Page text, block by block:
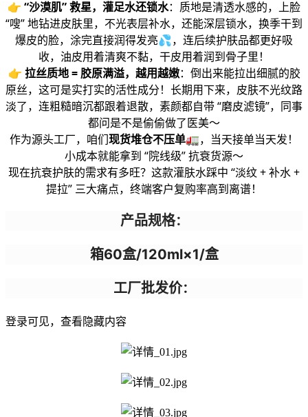
👉 “沙漠肌” 救星，灌足水还锁水：质地是清透水感的，上脸
“嗖” 地钻进皮肤里，不光表层补水，还能深层锁水，换季干到
爆皮的脸，涂完直接润得发亮💦，连后续护肤品都更好吸
收，油皮用着清爽不黏，干皮用着润到骨子里！
👉 拉丝质地 = 胶原满溢，越用越嫩：倒出来能拉出细腻的胶
原丝，这可是实打实的活性成分！长期用下来，皮肤不光纹路
淡了，连粗糙暗沉都跟着退散，素颜都自带 “磨皮滤镜”，同事
都问是不是偷偷做了医美～
作为源头工厂，咱们现货堆仓不压单🚛，当天接单当天发！
小成本就能拿到 “院线级” 抗衰货源～
现在抗衰护肤的需求有多旺？这款灌肤水踩中 “淡纹 + 补水 +
提拉” 三大痛点，终端客户复购率高到离谱！
产品规格：
箱60盒/120ml×1/盒
工厂批发价：
登录可见，查看隐藏内容